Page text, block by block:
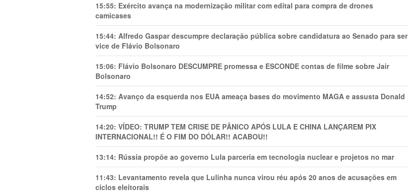
15:55: Exército avança na modernização militar com edital para compra de drones
camicases
15:44: Alfredo Gaspar descumpre declaração pública sobre candidatura ao Senado para ser
vice de Flávio Bolsonaro
15:06: Flávio Bolsonaro DESCUMPRE promessa e ESCONDE contas de filme sobre Jair
Bolsonaro
14:52: Avanço da esquerda nos EUA ameaça bases do movimento MAGA e assusta Donald
Trump
14:20: VÍDEO: TRUMP TEM CRlSE DE PÂNlCO APÓS LULA E CHINA LANÇAREM PIX
INTERNACIONAL!! É O FIM DO DÓLAR!! ACABOU!!
13:14: Rússia propõe ao governo Lula parceria em tecnologia nuclear e projetos no mar
11:43: Levantamento revela que Lulinha nunca virou réu após 20 anos de acusações em
ciclos eleitorais